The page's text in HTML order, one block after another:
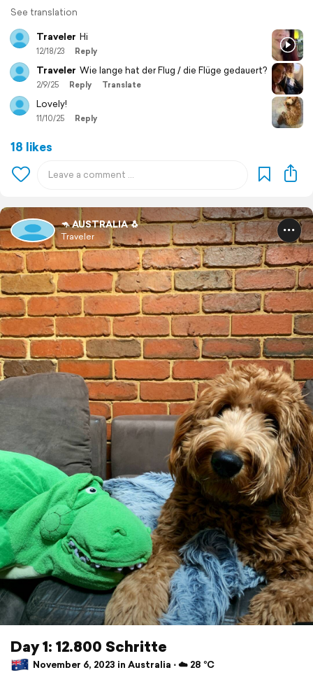
See translation
Traveler Hi
12/18/23 Reply
Traveler Wie lange hat der Flug / die Flüge gedauert?
2/9/25 Reply Translate
Lovely!
11/10/25 Reply
18 likes
🦘 AUSTRALIA 🐧
Traveler
Day 1: 12.800 Schritte
November 6, 2023 in Australia ⋅ ☁️ 28 °C